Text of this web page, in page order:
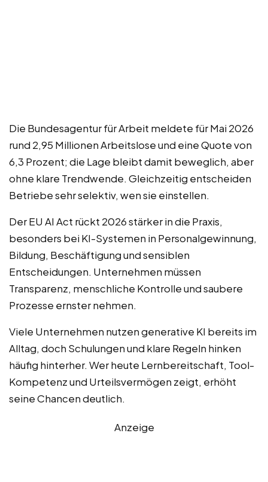
Die Bundesagentur für Arbeit meldete für Mai 2026
rund 2,95 Millionen Arbeitslose und eine Quote von
6,3 Prozent; die Lage bleibt damit beweglich, aber
ohne klare Trendwende. Gleichzeitig entscheiden
Betriebe sehr selektiv, wen sie einstellen.
Der EU AI Act rückt 2026 stärker in die Praxis,
besonders bei KI-Systemen in Personalgewinnung,
Bildung, Beschäftigung und sensiblen
Entscheidungen. Unternehmen müssen
Transparenz, menschliche Kontrolle und saubere
Prozesse ernster nehmen.
Viele Unternehmen nutzen generative KI bereits im
Alltag, doch Schulungen und klare Regeln hinken
häufig hinterher. Wer heute Lernbereitschaft, Tool-
Kompetenz und Urteilsvermögen zeigt, erhöht
seine Chancen deutlich.
Anzeige